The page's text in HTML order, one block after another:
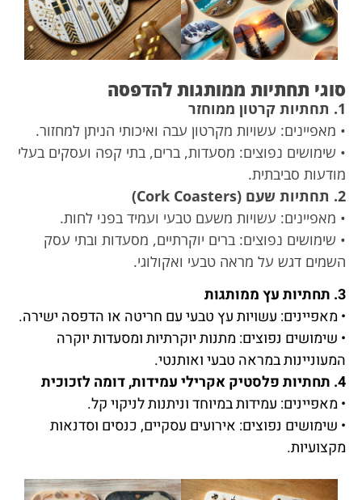
סוגי תחתיות ממותגות להדפסה
1. תחתיות קרטון ממוחזר
• מאפיינים: עשויות מקרטון עבה ואיכותי הניתן למחזור.
• שימושים נפוצים: מסעדות, ברים, בתי קפה ועסקים בעלי
מודעות סביבתית.
2. תחתיות שעם (Cork Coasters)
• מאפיינים: עשויות משעם טבעי ועמיד בפני לחות.
• שימושים נפוצים: ברים יוקרתיים, מסעדות ובתי עסק
השמים דגש על מראה טבעי ואקולוגי.
3. תחתיות עץ ממותגות
• מאפיינים: עשויות עץ טבעי עם חריטה או הדפסה ישירה.
• שימושים נפוצים: מתנות יוקרתיות ומסעדות יוקרה
המעוניינות במראה טבעי ואותנטי.
4. תחתיות פלסטיק אקרילי עמידות, דומה לזכוכית
• מאפיינים: עמידות במיוחד וניתנות לניקוי קל.
• שימושים נפוצים: אירועים עסקיים, כנסים וסדנאות
מקצועיות.